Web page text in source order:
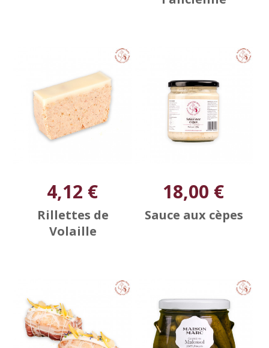
4,12 €
Rillettes de
Volaille
18,00 €
Sauce aux cèpes